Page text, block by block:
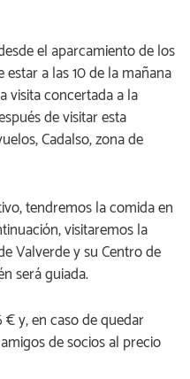
el aparcamiento de los
a las 10 de la mañana
visita concertada a la
de visitar esta
Cadalso, zona de
tendremos la comida en
visitaremos la
Valverde y su Centro de
será guiada.
€ y, en caso de quedar
de socios al precio